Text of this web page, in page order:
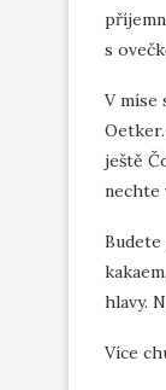
s
V míse
ještě
nechte
hlavy.
Více